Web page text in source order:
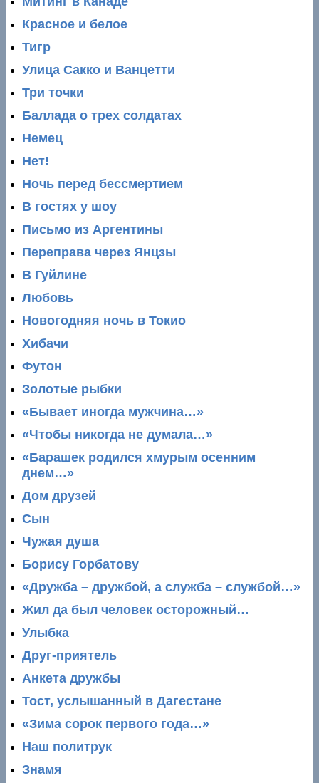
Красное и белое
Тигр
Улица Сакко и Ванцетти
Три точки
Баллада о трех солдатах
Немец
Нет!
Ночь перед бессмертием
В гостях у шоу
Письмо из Аргентины
Переправа через Янцзы
В Гуйлине
Любовь
Новогодняя ночь в Токио
Хибачи
Футон
Золотые рыбки
«Бывает иногда мужчина…»
«Чтобы никогда не думала…»
«Барашек родился хмурым осенним
днем…»
Дом друзей
Сын
Чужая душа
Борису Горбатову
«Дружба – дружбой, а служба – службой…»
Жил да был человек осторожный…
Улыбка
Друг-приятель
Анкета дружбы
Тост, услышанный в Дагестане
«Зима сорок первого года…»
Наш политрук
Знамя